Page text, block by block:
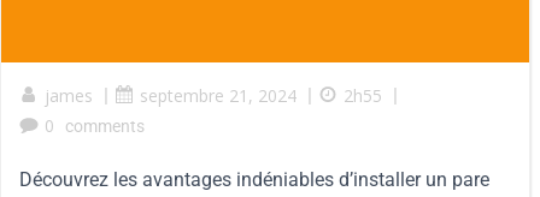
james | septembre 21, 2024 | 2h55 |
0
comments
Découvrez les avantages indéniables d’installer un pare